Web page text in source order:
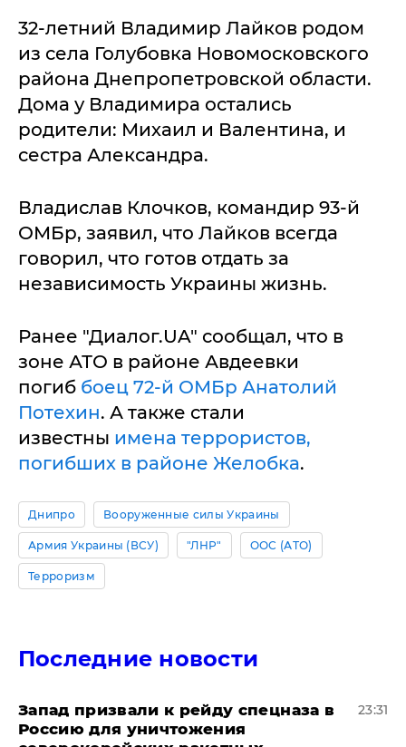
32-летний Владимир Лайков родом
из села Голубовка Новомосковского
района Днепропетровской области.
Дома у Владимира остались
родители: Михаил и Валентина, и
сестра Александра.
Владислав Клочков, командир 93-й
ОМБр, заявил, что Лайков всегда
говорил, что готов отдать за
независимость Украины жизнь.
Ранее "Диалог.UA" сообщал, что в
зоне АТО в районе Авдеевки
погиб боец 72-й ОМБр Анатолий
Потехин. А также стали
известны имена террористов,
погибших в районе Желобка.
Днипро Вооруженные силы Украины
Армия Украины (ВСУ) "ЛНР" ООС (АТО)
Терроризм
Последние новости
Запад призвали к рейду спецназа в
Россию для уничтожения
23:31